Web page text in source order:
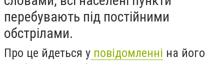
перебувають під постійними
обстрілами.
Про це йдеться у повідомленні на його